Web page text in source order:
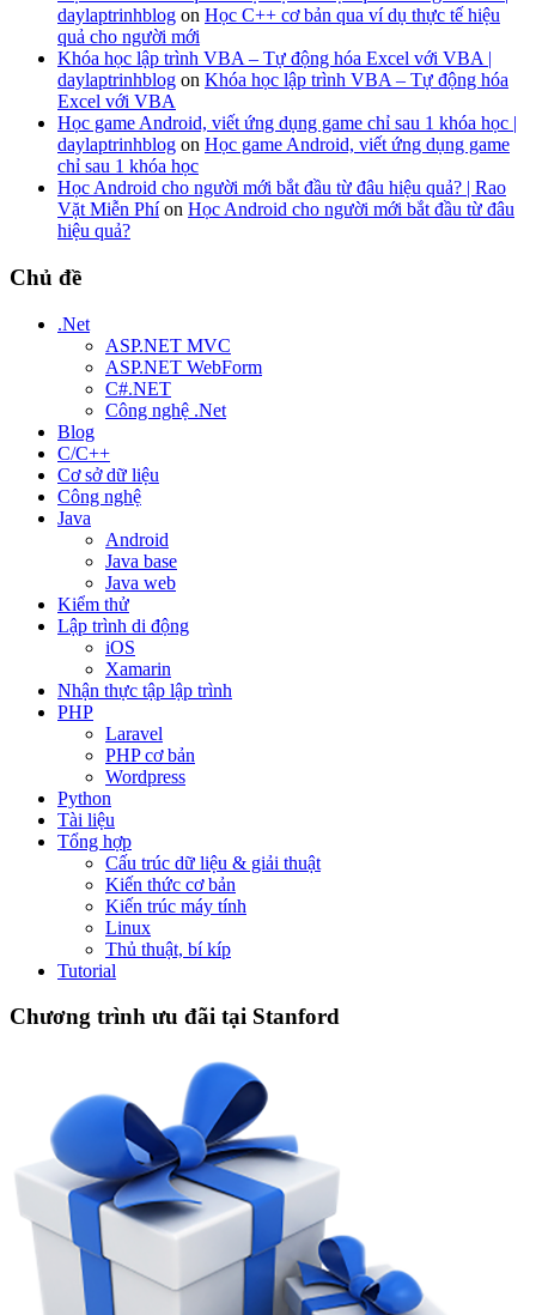
daylaptrinhblog on Học C++ cơ bản qua ví dụ thực tế hiệu
quả cho người mới
Khóa học lập trình VBA – Tự động hóa Excel với VBA |
daylaptrinhblog on Khóa học lập trình VBA – Tự động hóa
Excel với VBA
Học game Android, viết ứng dụng game chỉ sau 1 khóa học |
daylaptrinhblog on Học game Android, viết ứng dụng game
chỉ sau 1 khóa học
Học Android cho người mới bắt đầu từ đâu hiệu quả? | Rao
Vặt Miễn Phíon Học Android cho người mới bắt đầu từ đâu
hiệu quả?
Chủ đề
.Net
ASP.NET MVC
ASP.NET WebForm
C#.NET
Công nghệ .Net
Blog
C/C++
Cơ sở dữ liệu
Công nghệ
Java
Android
Java base
Java web
Kiểm thử
Lập trình di động
iOS
Xamarin
Nhận thực tập lập trình
PHP
Laravel
PHP cơ bản
Wordpress
Python
Tài liệu
Tổng hợp
Cấu trúc dữ liệu & giải thuật
Kiến thức cơ bản
Kiến trúc máy tính
Linux
Thủ thuật, bí kíp
Tutorial
Chương trình ưu đãi tại Stanford